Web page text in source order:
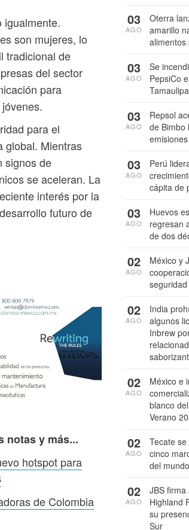
igualmente.
son mujeres, lo
tradicional de
del sector
para
para el
global. Mientras
signos de
se aceleran. La
interés por la
futuro de
notas y más...
hotspot para
de Colombia
Oterra
amarillo
alimentos
03
AGO
Se
PepsiCo
03
AGO
Repsol
de Bimbo
03
AGO
Perú
cápita de
03
AGO
Huevos
regresan
de dos
03
AGO
México y
02
AGO
India
algunos
Inbrew
02
AGO
México e
blanco
Verano
02
AGO
Tecate
cinco
del mundo
02
AGO
JBS firma
Highland
su
Sur
02
AGO